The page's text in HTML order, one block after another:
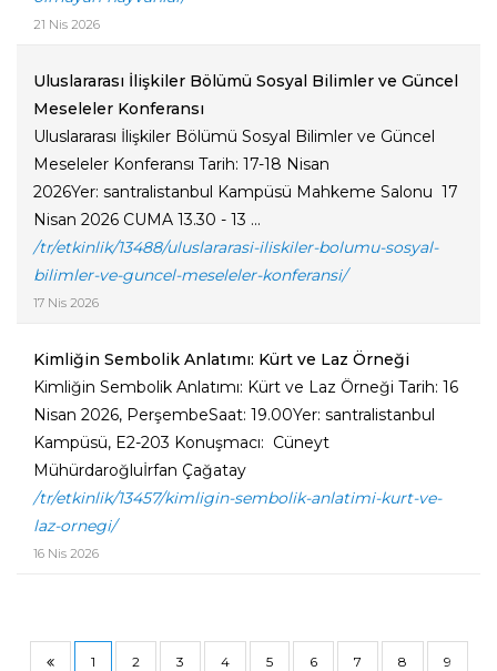
21 Nis 2026
Uluslararası İlişkiler Bölümü Sosyal Bilimler ve Güncel
Meseleler Konferansı
Uluslararası İlişkiler Bölümü Sosyal Bilimler ve Güncel
Meseleler Konferansı Tarih: 17-18 Nisan
2026Yer: santralistanbul Kampüsü Mahkeme Salonu 17
Nisan 2026 CUMA 13.30 - 13 ...
/tr/etkinlik/13488/uluslararasi-iliskiler-bolumu-sosyal-
bilimler-ve-guncel-meseleler-konferansi/
17 Nis 2026
Kimliğin Sembolik Anlatımı: Kürt ve Laz Örneği
Kimliğin Sembolik Anlatımı: Kürt ve Laz Örneği Tarih: 16
Nisan 2026, PerşembeSaat: 19.00Yer: santralistanbul
Kampüsü, E2-203 Konuşmacı: Cüneyt
Mühürdaroğluİrfan Çağatay
/tr/etkinlik/13457/kimligin-sembolik-anlatimi-kurt-ve-
laz-ornegi/
16 Nis 2026
1 2 3 4 5 6 7 8 9